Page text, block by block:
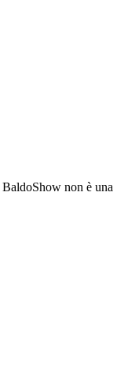
BaldoShow non è una